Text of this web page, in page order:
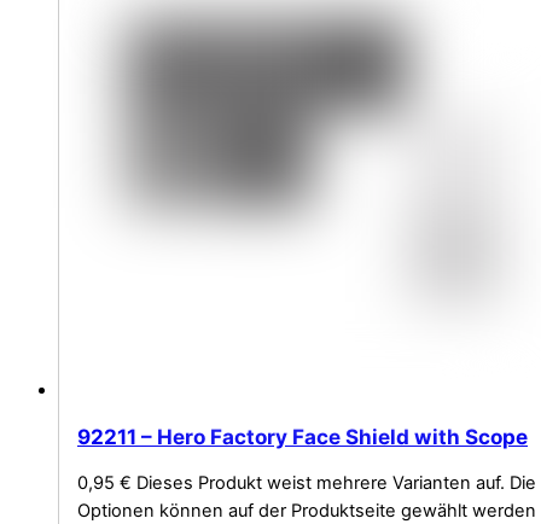
92211 – Hero Factory Face Shield with Scope
0,95 € Dieses Produkt weist mehrere Varianten auf. Die
Optionen können auf der Produktseite gewählt werden